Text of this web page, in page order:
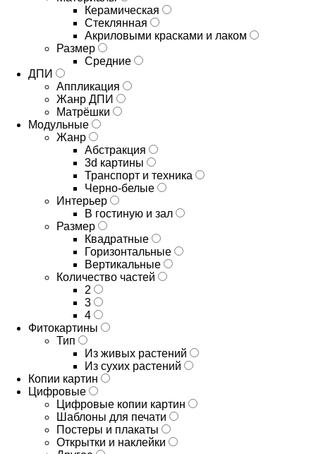
Керамическая
Стеклянная
Акриловыми красками и лаком
Размер
Средние
ДПИ
Аппликация
Жанр ДПИ
Матрёшки
Модульные
Жанр
Абстракция
3d картины
Транспорт и техника
Черно-белые
Интерьер
В гостиную и зал
Размер
Квадратные
Горизонтальные
Вертикальные
Количество частей
2
3
4
Фитокартины
Тип
Из живых растений
Из сухих растений
Копии картин
Цифровые
Цифровые копии картин
Шаблоны для печати
Постеры и плакаты
Открытки и наклейки